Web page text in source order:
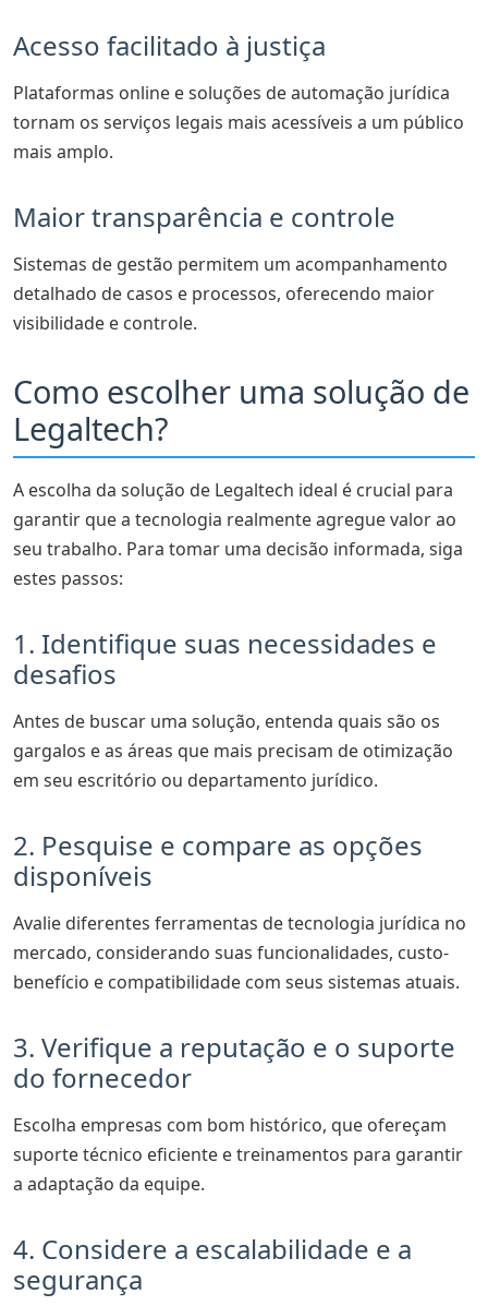
Acesso facilitado à justiça
Plataformas online e soluções de automação jurídica
tornam os serviços legais mais acessíveis a um público
mais amplo.
Maior transparência e controle
Sistemas de gestão permitem um acompanhamento
detalhado de casos e processos, oferecendo maior
visibilidade e controle.
Como escolher uma solução de
Legaltech?
A escolha da solução de Legaltech ideal é crucial para
garantir que a tecnologia realmente agregue valor ao
seu trabalho. Para tomar uma decisão informada, siga
estes passos:
1. Identifique suas necessidades e
desafios
Antes de buscar uma solução, entenda quais são os
gargalos e as áreas que mais precisam de otimização
em seu escritório ou departamento jurídico.
2. Pesquise e compare as opções
disponíveis
Avalie diferentes ferramentas de tecnologia jurídica no
mercado, considerando suas funcionalidades, custo-
benefício e compatibilidade com seus sistemas atuais.
3. Verifique a reputação e o suporte
do fornecedor
Escolha empresas com bom histórico, que ofereçam
suporte técnico eficiente e treinamentos para garantir
a adaptação da equipe.
4. Considere a escalabilidade e a
segurança